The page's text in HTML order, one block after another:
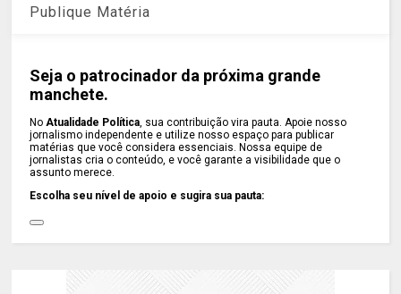
Publique Matéria
Seja o patrocinador da próxima grande
manchete.
NoAtualidade Política, sua contribuição vira pauta. Apoie nosso
jornalismo independente e utilize nosso espaço para publicar
matérias que você considera essenciais. Nossa equipe de
jornalistas cria o conteúdo, e você garante a visibilidade que o
assunto merece.
Escolha seu nível de apoio e sugira sua pauta: